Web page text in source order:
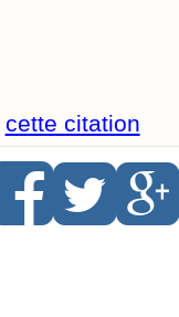
cette citation